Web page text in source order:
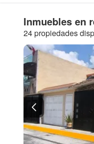
Inmuebles en
24 propiedades